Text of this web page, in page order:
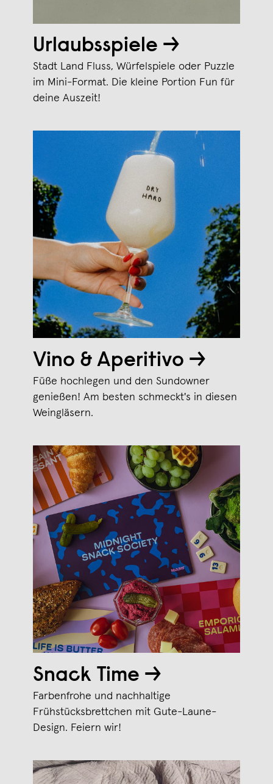
Urlaubsspiele →
Stadt Land Fluss, Würfelspiele oder Puzzle
im Mini-Format. Die kleine Portion Fun für
deine Auszeit!
Vino & Aperitivo →
Füße hochlegen und den Sundowner
genießen! Am besten schmeckt's in diesen
Weingläsern.
Snack Time →
Farbenfrohe und nachhaltige
Frühstücksbrettchen mit Gute-Laune-
Design. Feiern wir!